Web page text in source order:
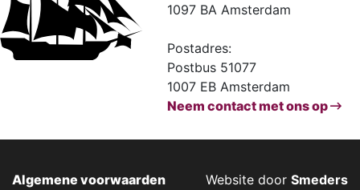
1097 BA Amsterdam
Postadres:
Postbus 51077
1007 EB Amsterdam
Neem contact met ons op
Algemene voorwaarden
Website door Smeders